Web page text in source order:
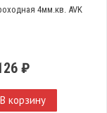
4мм.кв. AVK
₽
В корзину